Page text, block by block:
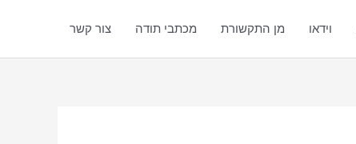
וידאו מן התקשורת מכתבי תודה צור קשר